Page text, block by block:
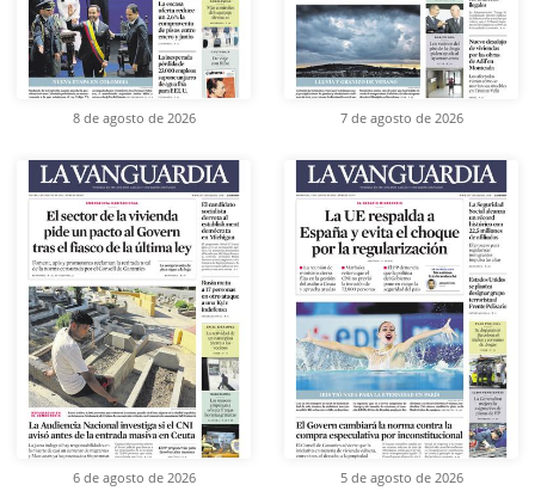
8 de agosto de 2026 7 de agosto de 2026
6 de agosto de 2026 5 de agosto de 2026